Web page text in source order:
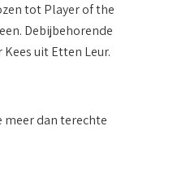
tot Player of the
Debijbehorende
uit Etten Leur.
meer dan terechte